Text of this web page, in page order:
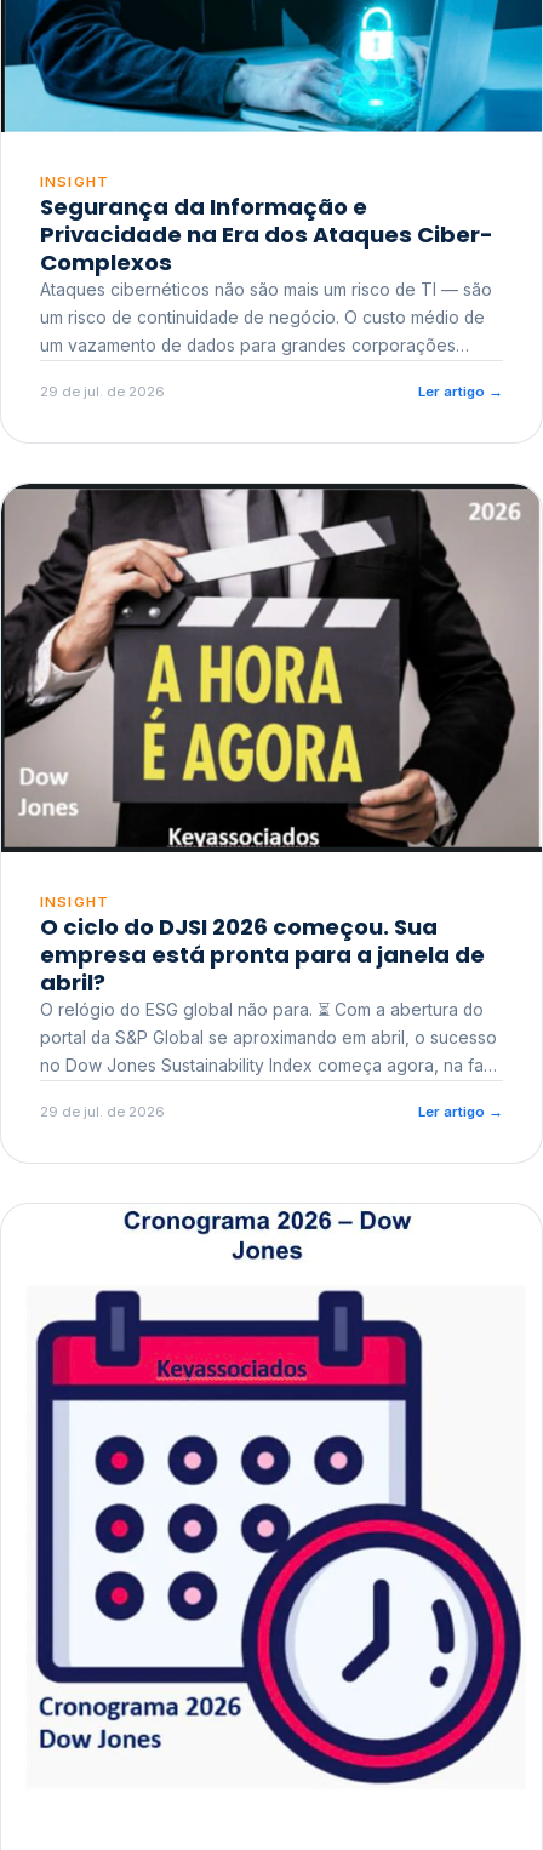
INSIGHT
Segurança da Informação e
Privacidade na Era dos Ataques Ciber-
Complexos
Ataques cibernéticos não são mais um risco de TI — são
um risco de continuidade de negócio. O custo médio de
um vazamento de dados para grandes corporações
reputacional e o risco regulatório junto a órgãos como a
29 de jul. de 2026 Ler artigo →
INSIGHT
O ciclo do DJSI 2026 começou. Sua
empresa está pronta para a janela de
abril?
O relógio do ESG global não para. ⏳ Com a abertura do
portal da S&P Global se aproximando em abril, o sucesso
no Dow Jones Sustainability Index começa agora, na fase
29 de jul. de 2026 Ler artigo →